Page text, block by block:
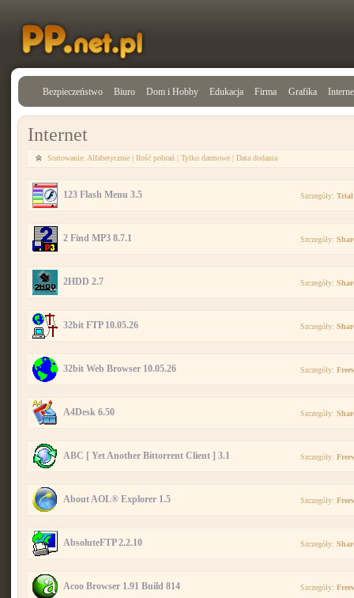
Bezpieczeństwo Biuro Dom i Hobby Edukacja Firma Grafika
Internet
Sortowanie: Alfabetycznie | Ilość pobrań | Tylko darmowe | Data dodania
123 Flash Menu 3.5 Szczegóły: Trial
2 Find MP3 8.7.1 Szczegóły:
2HDD 2.7 Szczegóły:
32bit FTP 10.05.26 Szczegóły:
32bit Web Browser 10.05.26 Szczegóły:
A4Desk 6.50 Szczegóły:
ABC [ Yet Another Bittorrent Client ] 3.1 Szczegóły:
About AOL® Explorer 1.5 Szczegóły:
AbsoluteFTP 2.2.10 Szczegóły:
Acoo Browser 1.91 Build 814 Szczegóły: